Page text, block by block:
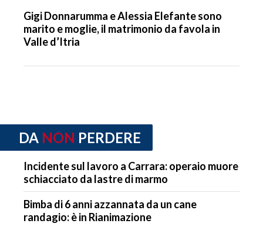
Gigi Donnarumma e Alessia Elefante sono
marito e moglie, il matrimonio da favola in
Valle d’Itria
DA NON PERDERE
Incidente sul lavoro a Carrara: operaio muore
schiacciato da lastre di marmo
Bimba di 6 anni azzannata da un cane
randagio: è in Rianimazione